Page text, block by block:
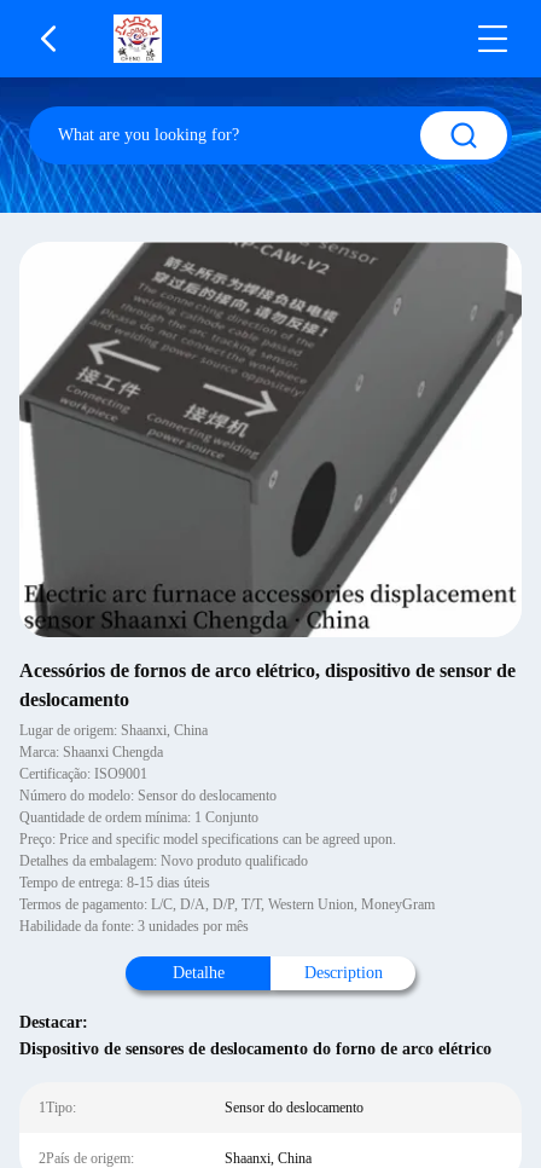
Acessórios de fornos de arco elétrico, dispositivo de sensor de
deslocamento
Lugar de origem: Shaanxi, China
Marca: Shaanxi Chengda
Certificação: ISO9001
Número do modelo: Sensor do deslocamento
Quantidade de ordem mínima: 1 Conjunto
Preço: Price and specific model specifications can be agreed upon.
Detalhes da embalagem: Novo produto qualificado
Tempo de entrega: 8-15 dias úteis
Termos de pagamento: L/C, D/A, D/P, T/T, Western Union, MoneyGram
Habilidade da fonte: 3 unidades por mês
Detalhe Description
Destacar:
Dispositivo de sensores de deslocamento do forno de arco elétrico
1Tipo: Sensor do deslocamento
2País de origem: Shaanxi, China